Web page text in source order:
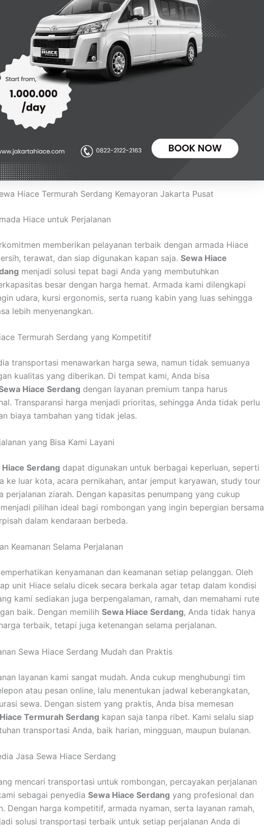
Hiace Termurah Serdang Kemayoran Jakarta Pusat
Hiace untuk Perjalanan
memberikan pelayanan terbaik dengan armada Hiace
terawat, dan siap digunakan kapan saja. Sewa Hiace
menjadi solusi tepat bagi Anda yang membutuhkan
besar dengan harga hemat. Armada kami dilengkapi
udara, kursi ergonomis, serta ruang kabin yang luas sehingga
lebih menyenangkan.
Termurah Serdang yang Kompetitif
transportasi menawarkan harga sewa, namun tidak semuanya
kualitas yang diberikan. Di tempat kami, Anda bisa
Hiace Serdang dengan layanan premium tanpa harus
Transparansi harga menjadi prioritas, sehingga Anda tidak perlu
biaya tambahan yang tidak jelas.
yang Bisa Kami Layani
Hiace Serdang dapat digunakan untuk berbagai keperluan, seperti
ke luar kota, acara pernikahan, antar jemput karyawan, study tour
perjalanan ziarah. Dengan kapasitas penumpang yang cukup
pilihan ideal bagi rombongan yang ingin bepergian bersama
dalam kendaraan berbeda.
Keamanan Selama Perjalanan
kenyamanan dan keamanan setiap pelanggan. Oleh
unit Hiace selalu dicek secara berkala agar tetap dalam kondisi
kami sediakan juga berpengalaman, ramah, dan memahami rute
baik. Dengan memilih Sewa Hiace Serdang, Anda tidak hanya
terbaik, tetapi juga ketenangan selama perjalanan.
Sewa Hiace Serdang Mudah dan Praktis
layanan kami sangat mudah. Anda cukup menghubungi tim
atau pesan online, lalu menentukan jadwal keberangkatan,
sewa. Dengan sistem yang praktis, Anda bisa memesan
Termurah Serdang kapan saja tanpa ribet. Kami selalu siap
transportasi Anda, baik harian, mingguan, maupun bulanan.
Jasa Sewa Hiace Serdang
mencari transportasi untuk rombongan, percayakan perjalanan
sebagai penyedia Sewa Hiace Serdang yang profesional dan
Dengan harga kompetitif, armada nyaman, serta layanan ramah,
solusi transportasi terbaik untuk setiap perjalanan Anda di